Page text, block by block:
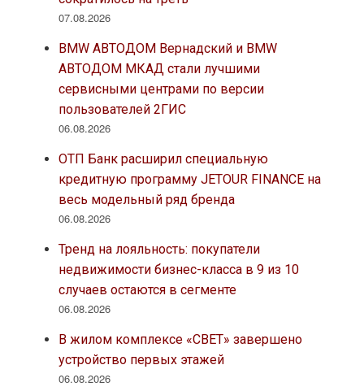
07.08.2026
BMW АВТОДОМ Вернадский и BMW
АВТОДОМ МКАД стали лучшими
сервисными центрами по версии
пользователей 2ГИС
06.08.2026
ОТП Банк расширил специальную
кредитную программу JETOUR FINANCE на
весь модельный ряд бренда
06.08.2026
Тренд на лояльность: покупатели
недвижимости бизнес-класса в 9 из 10
случаев остаются в сегменте
06.08.2026
В жилом комплексе «СВЕТ» завершено
устройство первых этажей
06.08.2026